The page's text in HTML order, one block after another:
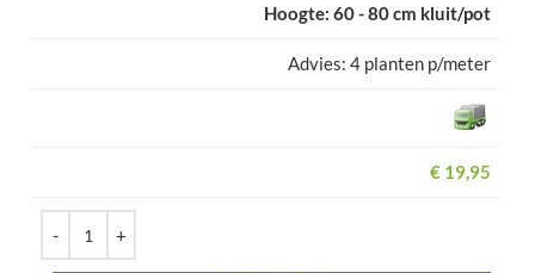
60 - 80 cm kluit/pot
4 planten p/meter
€ 19,95